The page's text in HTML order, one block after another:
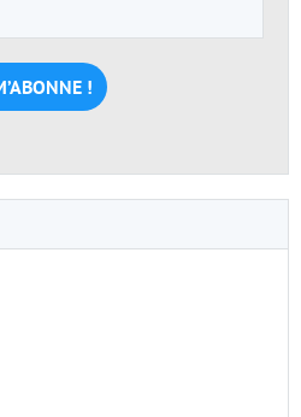
e-
mail
*